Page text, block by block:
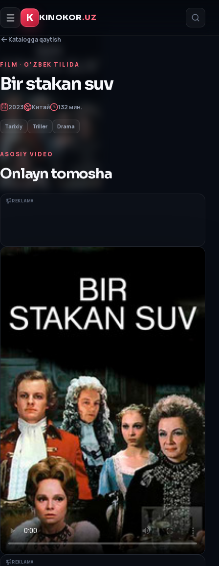
K KINOKOR.UZ
Katalogga qaytish
FILM · O‘ZBEK TILIDA
Bir stakan suv
2023 Китай 132 мин.
Tarixiy Triller Drama
ASOSIY VIDEO
Onlayn tomosha
REKLAMA
REKLAMA